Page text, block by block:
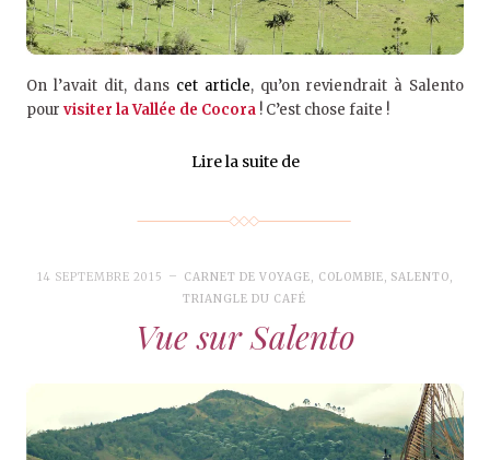
On l’avait dit, dans cet article, qu’on reviendrait à Salento
pour visiter la Vallée de Cocora ! C’est chose faite !
Lire la suite de
14 SEPTEMBRE 2015 CARNET DE VOYAGE, COLOMBIE, SALENTO,
TRIANGLE DU CAFÉ
Vue sur Salento